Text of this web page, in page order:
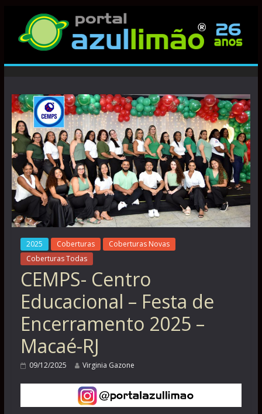
2025 Coberturas
Coberturas Novas
Coberturas Todas
CEMPS- Centro
Educacional – Festa de
Encerramento 2025 –
Macaé-RJ
09/12/2025 Virginia Gazone